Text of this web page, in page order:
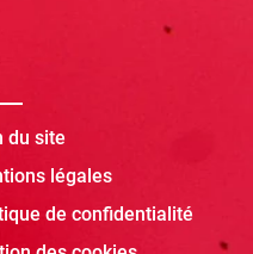
du site
légales
de confidentialité